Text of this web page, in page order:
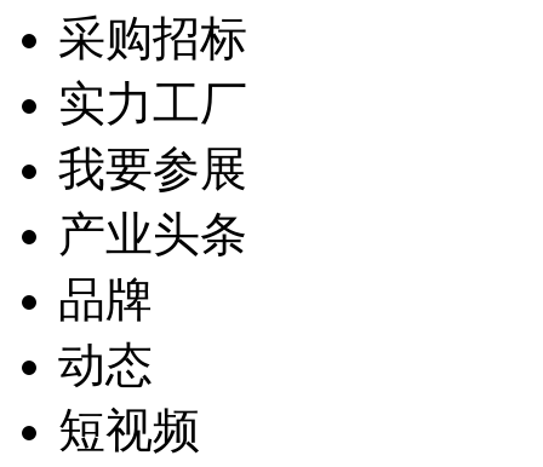
采购招标
实力工厂
我要参展
产业头条
品牌
动态
短视频